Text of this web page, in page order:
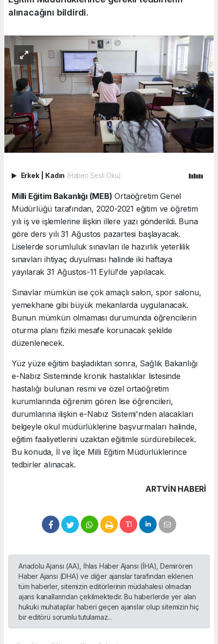
alınacağını bildirdi.
Erkek Kadın (Haberi Sesli Oku)
Milli Eğitim Bakanlığı (MEB) Ortaöğretim Genel
Müdürlüğü tarafından, 2020-2021 eğitim ve öğretim
yılı iş ve işlemlerine ilişkin illere yazı gönderildi. Buna
göre ders yılı 31 Ağustos pazartesi başlayacak.
Liselerde sorumluluk sınavları ile hazırlık yeterlilik
sınavları ihtiyaç duyulması halinde iki haftaya
yayılarak 31 Ağustos-11 Eylül'de yapılacak.
Sınavlar mümkün ise çok amaçlı salon, spor salonu,
yemekhane gibi büyük mekanlarda uygulanacak.
Bunun mümkün olmaması durumunda öğrencilerin
oturma planı fiziki mesafe korunacak şekilde
düzenlenecek.
Yüz yüze eğitim başladıktan sonra, Sağlık Bakanlığı
e-Nabız Sisteminde kronik hastalıklar listesinde
hastalığı bulunan resmi ve özel ortaöğretim
kurumlarında öğrenim gören lise öğrencileri,
durumlarına ilişkin e-Nabız Sistemi'nden alacakları
belgeyle okul müdürlüklerine başvurmaları halinde,
eğitim faaliyetlerini uzaktan eğitimle sürdürebilecek.
Bu konuda, İl ve İlçe Milli Eğitim Müdürlüklerince
tedbirler alınacak.
ARTVIN HABERİ
Anadolu Ajansı (AA), İhlas Haber Ajansı (İHA), Demirören
Haber Ajansı (DHA) ve diğer ajanslar tarafından eklenen
tüm haberler, sitemizin editörlerinin müdahalesi olmadan
ajans kanallarından çekilmektedir. Bu haberlerde yer alan
hukuki muhataplar haberi geçen ajanslar olup sitemizin hiç
bir editörü sorumlu tutulamaz...